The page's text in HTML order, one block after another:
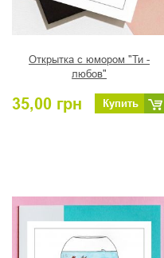
Открытка с юмором "Ти -
любов"
35,00 грн Купить